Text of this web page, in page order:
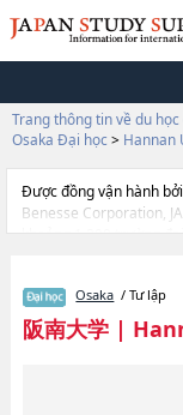
Trang thông tin về du học
Osaka Đại học > Hannan
Được đồng vận hành
Benesse Corporation,
khoảng 1.300 trường
cần thiết dành cho du
EconomicshoặcNgành
of Information
số lượng trúng tuyển,
Osaka / Tư lập
阪南大学|